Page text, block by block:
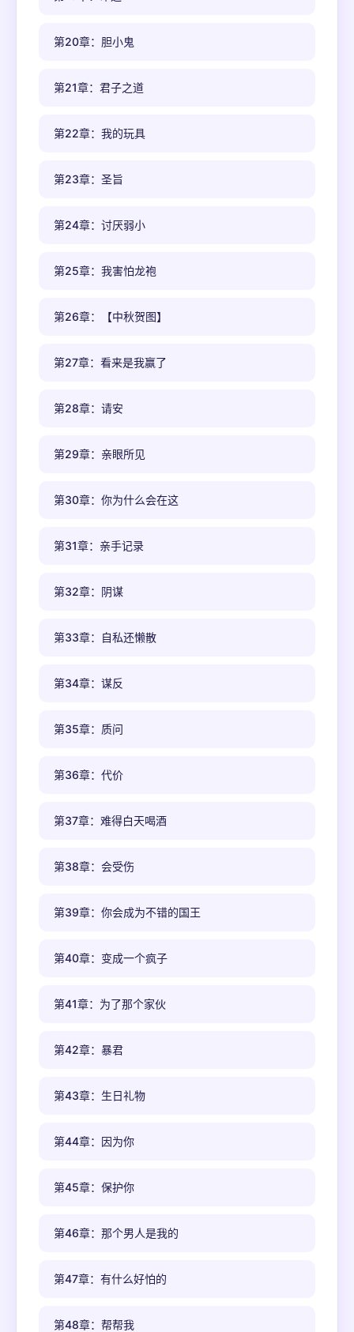
第20章：胆小鬼
第21章：君子之道
第22章：我的玩具
第23章：圣旨
第24章：讨厌弱小
第25章：我害怕龙袍
第26章：【中秋贺图】
第27章：看来是我赢了
第28章：请安
第29章：亲眼所见
第30章：你为什么会在这
第31章：亲手记录
第32章：阴谋
第33章：自私还懒散
第34章：谋反
第35章：质问
第36章：代价
第37章：难得白天喝酒
第38章：会受伤
第39章：你会成为不错的国王
第40章：变成一个疯子
第41章：为了那个家伙
第42章：暴君
第43章：生日礼物
第44章：因为你
第45章：保护你
第46章：那个男人是我的
第47章：有什么好怕的
第48章：帮帮我